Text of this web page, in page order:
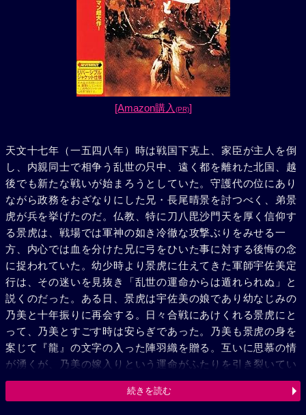
[Amazon購入 (PR)]
天文十七年（一五四八年）時は戦国下克上、家臣が主人を倒
し、内親同士で相争う乱世の只中、遠く都を離れた北国、越
後でも新たな戦いが始まろうとしていた。守護代の位にあり
ながら政務をおざなりにした兄・長尾晴景を討つべく、弟景
虎が兵を挙げたのだ。仏教、特に刀八毘沙門天を厚く信仰す
る景虎は、戦場では軍神の如き冷徹な攻撃ぶりをみせる一
方、内心では血を分けた兄に弓をひいた事に対する後悔の念
に捉われていた。幼少時より景虎に仕えてきた軍師宇佐美定
行は、その迷いを見抜き「乱世の運命からは遁れられぬ」と
説くのだった。ある日、景虎は宇佐美の娘であり幼なじみの
乃美と十年振りに再会する。日々合戦にあけくれる景虎にと
って、乃美とすごす時は安らぎであった。乃美も景虎の身を
案じて『龍』の文字の入った陣羽織を贈る。互いに思慕の情
が湧くが、乃美の嫁入りという運命がふたりを引き裂いてい
った。同じ頃、険しい山々に囲まれた甲斐の国で上洛を果た
さんと野望を胸に抱く武将がいた。守護大名武田晴信、後の
続きを読む